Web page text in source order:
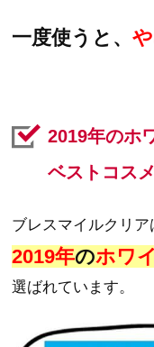
一度使うと、
2019年のホ
ベストコス
ブレスマイルクリア
2019年のホワ
選ばれています。